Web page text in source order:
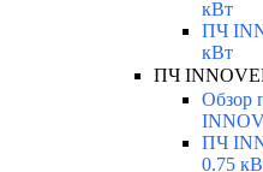
кВт
ПЧ
кВт
ПЧ
Обзор
ПЧ
0.75